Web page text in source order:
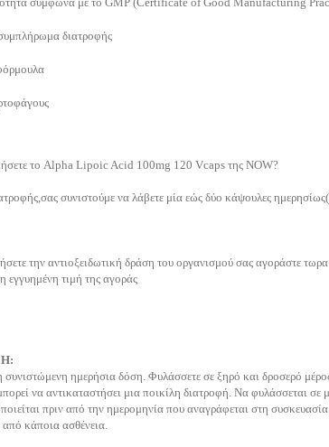
διατροφής
το Alpha Lipoic Acid 100mg 120 Vcaps της NOW?
συνιστούμε να λάβετε μία εώς δύο κάψουλες
την αντιοξειδωτική δράση του οργανισμού σας αγοράστε
εγγυημένη τιμή της αγοράς
συνιστώμενη ημερήσια δόση. Φυλάσσετε σε ξηρό και δροσερό
να αντικαταστήσει μια ποικίλη διατροφή. Να φυλάσσεται
πριν από την ημερομηνία που αναγράφεται στη
κάποια ασθένεια.